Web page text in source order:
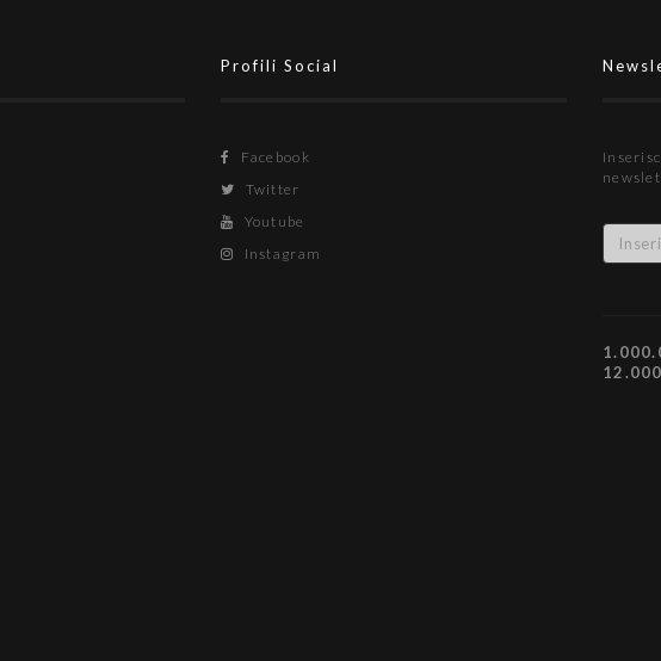
Profili Social
Facebook
Twitter
Youtube
Instagram